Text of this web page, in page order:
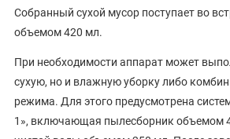
Собранный сухой мусор поступает во
объемом 420 мл.
При необходимости аппарат может
сухую, но и влажную уборку либо
режима. Для этого предусмотрена
1», включающая пылесборник объемом